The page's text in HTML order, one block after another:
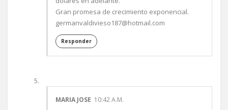
Gran promesa de crecimiento exponencial.
germanvaldivieso187@hotmail.com
Responder
MARIA JOSE 10:42 A.M.